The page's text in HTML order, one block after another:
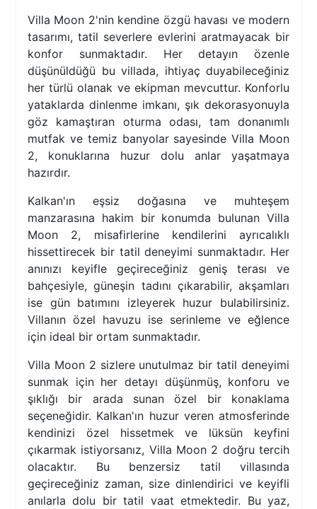
Villa Moon 2'nin kendine özgü havası ve modern
tasarımı, tatil severlere evlerini aratmayacak bir
konfor sunmaktadır. Her detayın özenle
düşünüldüğü bu villada, ihtiyaç duyabileceğiniz
her türlü olanak ve ekipman mevcuttur. Konforlu
yataklarda dinlenme imkanı, şık dekorasyonuyla
göz kamaştıran oturma odası, tam donanımlı
mutfak ve temiz banyolar sayesinde Villa Moon
2, konuklarına huzur dolu anlar yaşatmaya
hazırdır.
Kalkan'ın eşsiz doğasına ve muhteşem
manzarasına hakim bir konumda bulunan Villa
Moon 2, misafirlerine kendilerini ayrıcalıklı
hissettirecek bir tatil deneyimi sunmaktadır. Her
anınızı keyifle geçireceğiniz geniş terası ve
bahçesiyle, güneşin tadını çıkarabilir, akşamları
ise gün batımını izleyerek huzur bulabilirsiniz.
Villanın özel havuzu ise serinleme ve eğlence
için ideal bir ortam sunmaktadır.
Villa Moon 2 sizlere unutulmaz bir tatil deneyimi
sunmak için her detayı düşünmüş, konforu ve
şıklığı bir arada sunan özel bir konaklama
seçeneğidir. Kalkan'ın huzur veren atmosferinde
kendinizi özel hissetmek ve lüksün keyfini
çıkarmak istiyorsanız, Villa Moon 2 doğru tercih
olacaktır. Bu benzersiz tatil villasında
geçireceğiniz zaman, size dinlendirici ve keyifli
anılarla dolu bir tatil vaat etmektedir. Bu yaz,